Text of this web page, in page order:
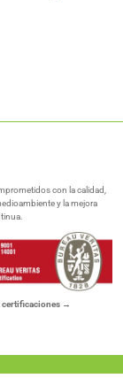
con la calidad,
y la mejora
certificaciones →